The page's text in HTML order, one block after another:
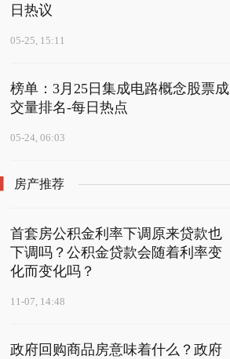
日热议
05-25, 15:11
榜单：3月25日集成电路概念股票成
交量排名-每日热点
05-24, 06:03
房产推荐
首套房公积金利率下调原来贷款也
下调吗？公积金贷款会随着利率变
化而变化吗？
11-07, 14:48
政府回购商品房意味着什么？政府